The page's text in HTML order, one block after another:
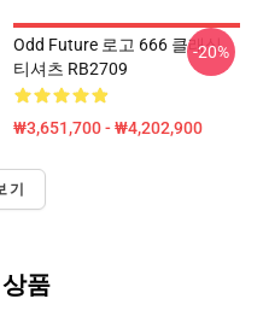
Odd Future 로고 666 클래식
티셔츠 RB2709
₩3,651,700 - ₩4,202,900
-20%
기
품